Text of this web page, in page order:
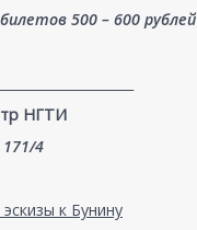
500 – 600 рублей
НГТИ
4
к Бунину